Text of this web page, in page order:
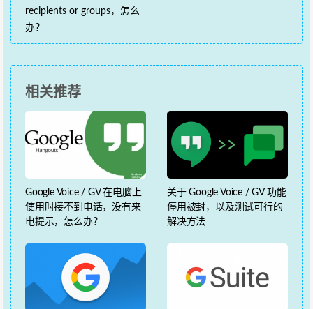
recipients or groups，怎么
办？
相关推荐
Google Voice / GV 在电脑上
使用时接不到电话，没有来
电提示，怎么办？
关于 Google Voice / GV 功能
停用被封，以及测试可行的
解决方法